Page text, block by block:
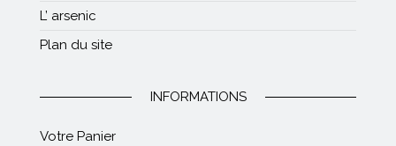
L’ arsenic
Plan du site
INFORMATIONS
Votre Panier